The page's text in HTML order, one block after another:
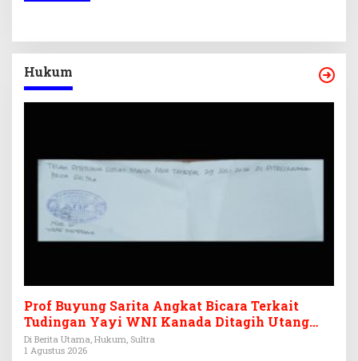
Hukum
Prof Buyung Sarita Angkat Bicara Terkait
Tudingan Yayi WNI Kanada Ditagih Utang
Rp3,6 Miliar
Di Berita Utama, Hukum, Sultra
1 Agustus 2026